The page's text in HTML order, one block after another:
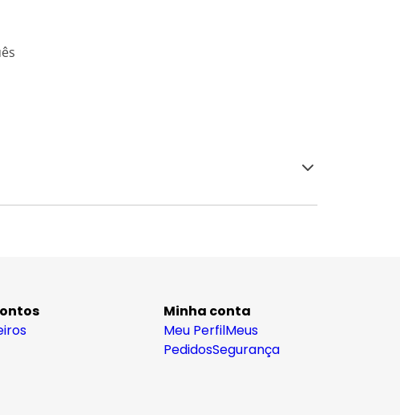
Minha conta
Meu PerfilMeus
PedidosSegurança